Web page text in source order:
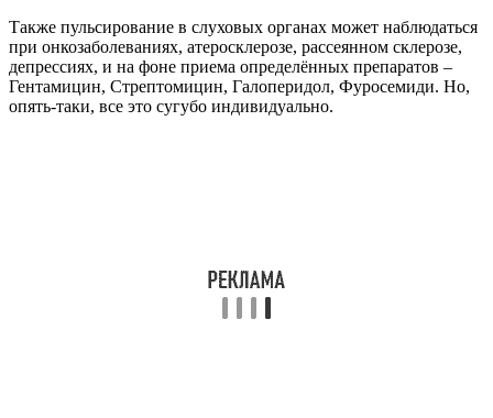
Также пульсирование в слуховых органах может наблюдаться
при онкозаболеваниях, атеросклерозе, рассеянном склерозе,
депрессиях, и на фоне приема определённых препаратов –
Гентамицин, Стрептомицин, Галоперидол, Фуросемиди. Но,
опять-таки, все это сугубо индивидуально.